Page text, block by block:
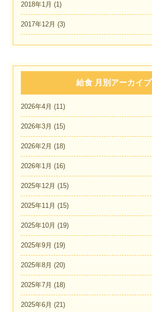
2018年1月 (1)
2017年12月 (3)
給食 月別アーカイブ
2026年4月 (11)
2026年3月 (15)
2026年2月 (18)
2026年1月 (16)
2025年12月 (15)
2025年11月 (15)
2025年10月 (19)
2025年9月 (19)
2025年8月 (20)
2025年7月 (18)
2025年6月 (21)